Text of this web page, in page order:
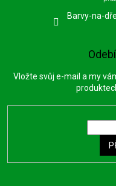
Barvy-na-
Vložte svůj e-mail a my